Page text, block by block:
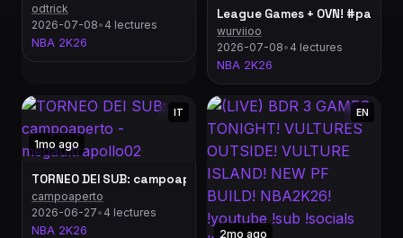
odtrick
2026-07-08• 4 lectures
NBA 2K26
League Games + OVN!
wurviioo
2026-07-08• 4 lectures
NBA 2K26
1mo ago
IT
TORNEO DEI SUB: campoaperto - megaultrapollo02
campoaperto
2026-06-27• 4 lectures
NBA 2K26
2mo ago
EN